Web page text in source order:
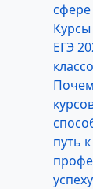
Курсы
ЕГЭ
путь к
успеху